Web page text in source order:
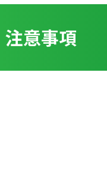
意事項